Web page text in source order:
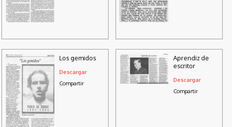
Los gemidos
Descargar
Compartir
Aprendiz de
escritor
Descargar
Compartir